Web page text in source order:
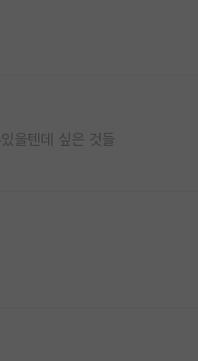
을텐데 싶은 것들